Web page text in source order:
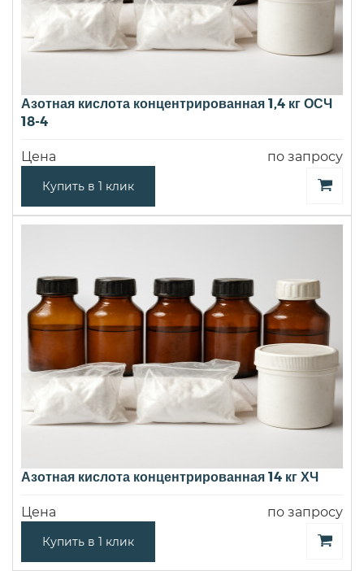
Азотная кислота концентрированная 1,4 кг ОСЧ
18-4
Цена по запросу
Купить в 1 клик
Азотная кислота концентрированная 14 кг ХЧ
Цена по запросу
Купить в 1 клик